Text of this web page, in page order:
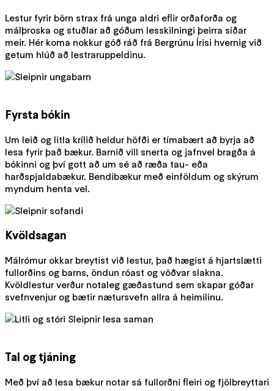
Lestur fyrir börn strax frá unga aldri eflir orðaforða og
málþroska og stuðlar að góðum lesskilningi þeirra síðar
meir. Hér koma nokkur góð ráð frá Bergrúnu Írisi hvernig við
getum hlúð að lestraruppeldinu.
Fyrsta bókin
Um leið og litla krílið heldur höfði er tímabært að byrja að
lesa fyrir það bækur. Barnið vill snerta og jafnvel bragða á
bókinni og því gott að um sé að ræða tau- eða
harðspjaldabækur. Bendibækur með einföldum og skýrum
myndum henta vel.
Kvöldsagan
Málrómur okkar breytist við lestur, það hægist á hjartslætti
fullorðins og barns, öndun róast og vöðvar slakna.
Kvöldlestur verður notaleg gæðastund sem skapar góðar
svefnvenjur og bætir nætursvefn allra á heimilinu.
Tal og tjáning
Með því að lesa bækur notar sá fullorðni fleiri og fjölbreyttari